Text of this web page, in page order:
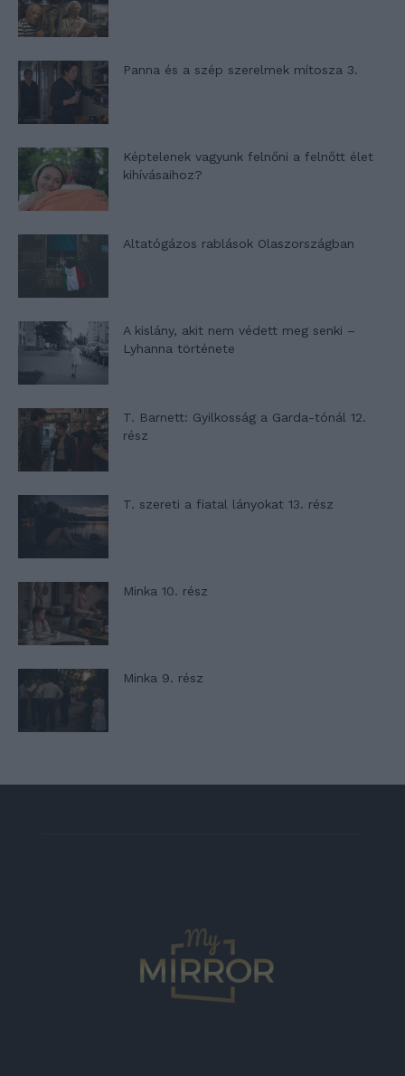
Panna és a szép szerelmek mítosza 3.
Képtelenek vagyunk felnőni a felnőtt élet
kihívásaihoz?
Altatógázos rablások Olaszországban
A kislány, akit nem védett meg senki –
Lyhanna története
T. Barnett: Gyilkosság a Garda-tónál 12.
rész
T. szereti a fiatal lányokat 13. rész
Minka 10. rész
Minka 9. rész